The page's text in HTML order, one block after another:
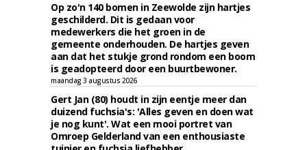
Op zo'n 140 bomen in Zeewolde zijn hartjes
geschilderd. Dit is gedaan voor
medewerkers die het groen in de
gemeente onderhouden. De hartjes geven
aan dat het stukje grond rondom een boom
is geadopteerd door een buurtbewoner.
maandag 3 augustus 2026
Gert Jan (80) houdt in zijn eentje meer dan
duizend fuchsia's: 'Alles geven en doen wat
je nog kunt'. Wat een mooi portret van
Omroep Gelderland van een enthousiaste